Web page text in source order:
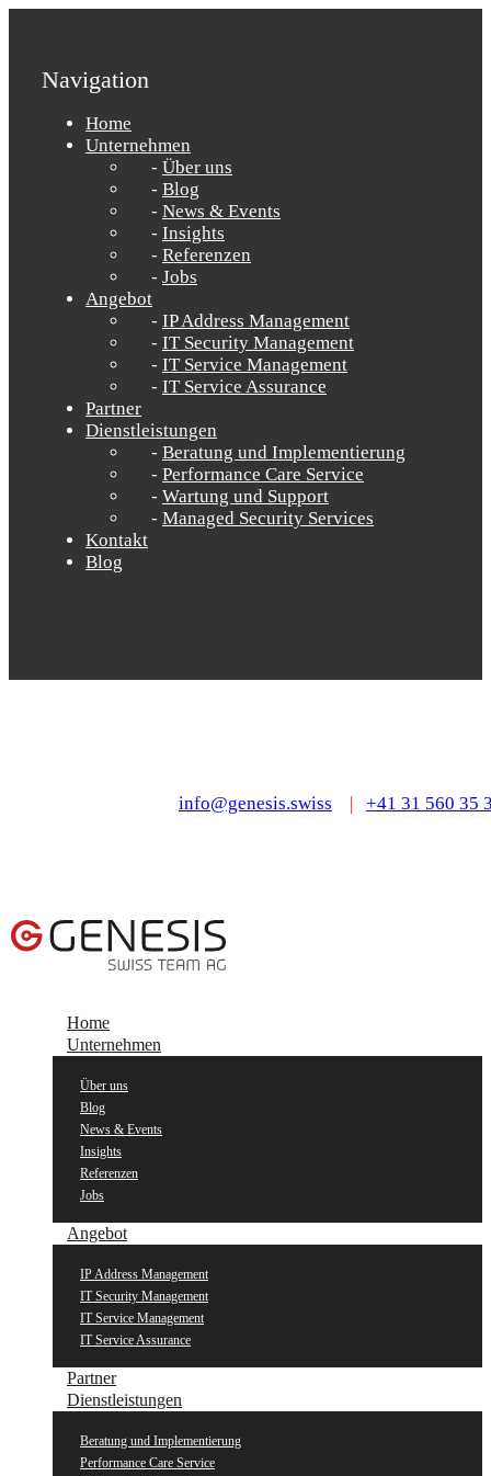
Navigation
Home
Unternehmen
Über uns
Blog
News & Events
Insights
Referenzen
Jobs
Angebot
IP Address Management
IT Security Management
IT Service Management
IT Service Assurance
Partner
Dienstleistungen
Beratung und Implementierung
Performance Care Service
Wartung und Support
Managed Security Services
Kontakt
Blog
info@genesis.swiss | +41 31 560 35
Home
Unternehmen
Über uns
Blog
News & Events
Insights
Referenzen
Jobs
Angebot
IP Address Management
IT Security Management
IT Service Management
IT Service Assurance
Partner
Dienstleistungen
Beratung und Implementierung
Performance Care Service